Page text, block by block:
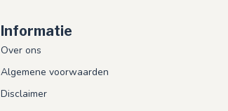
Informatie
Over ons
Algemene voorwaarden
Disclaimer